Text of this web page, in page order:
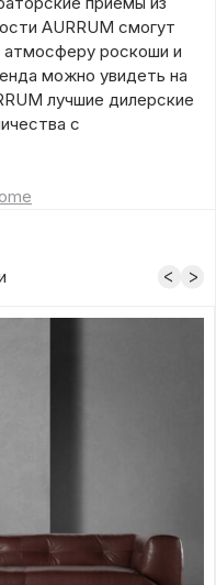
AURRUM смогут
роскоши и
можно увидеть на
лучшие дилерские
с